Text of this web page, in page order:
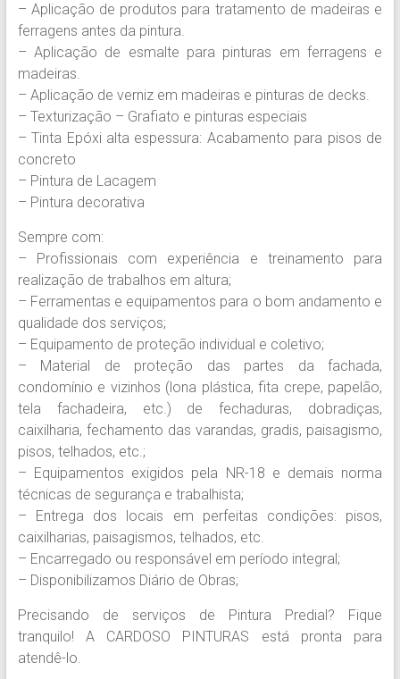
– Aplicação de produtos para tratamento de madeiras e
ferragens antes da pintura.
– Aplicação de esmalte para pinturas em ferragens e
madeiras.
– Aplicação de verniz em madeiras e pinturas de decks.
– Texturização – Grafiato e pinturas especiais
– Tinta Epóxi alta espessura: Acabamento para pisos de
concreto
– Pintura de Lacagem
– Pintura decorativa
Sempre com:
– Profissionais com experiência e treinamento para
realização de trabalhos em altura;
– Ferramentas e equipamentos para o bom andamento e
qualidade dos serviços;
– Equipamento de proteção individual e coletivo;
– Material de proteção das partes da fachada,
condomínio e vizinhos (lona plástica, fita crepe, papelão,
tela fachadeira, etc.) de fechaduras, dobradiças,
caixilharia, fechamento das varandas, gradis, paisagismo,
pisos, telhados, etc.;
– Equipamentos exigidos pela NR-18 e demais norma
técnicas de segurança e trabalhista;
– Entrega dos locais em perfeitas condições: pisos,
caixilharias, paisagismos, telhados, etc.
– Encarregado ou responsável em período integral;
– Disponibilizamos Diário de Obras;
Precisando de serviços de Pintura Predial? Fique
tranquilo! A CARDOSO PINTURAS está pronta para
atendê-lo.